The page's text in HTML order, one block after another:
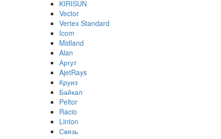
KIRISUN
Vector
Vertex Standard
Icom
Midland
Alan
Аргут
AjetRays
Круиз
Байкал
Peltor
Racio
Linton
Связь